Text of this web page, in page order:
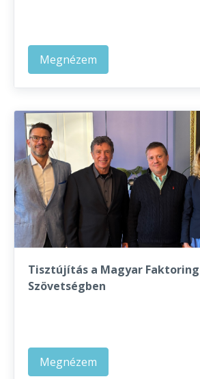
Megnézem
Tisztújítás a Magyar Faktoring
Szövetségben
Megnézem